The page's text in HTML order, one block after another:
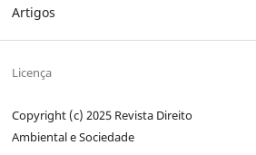
Artigos
Licença
Copyright (c) 2025 Revista Direito
Ambiental e Sociedade